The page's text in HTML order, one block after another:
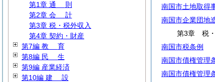
南国市土地取得
南国市企業団地
第3章 税・
南国市税条例
南国市債権管理
南国市債権管理
第1章 通 則
第2章 会 計
第3章 税・税外収入
第4章 契約・財産
第7編 教 育
第8編 民 生
第9編 産業経済
第10編 建 設